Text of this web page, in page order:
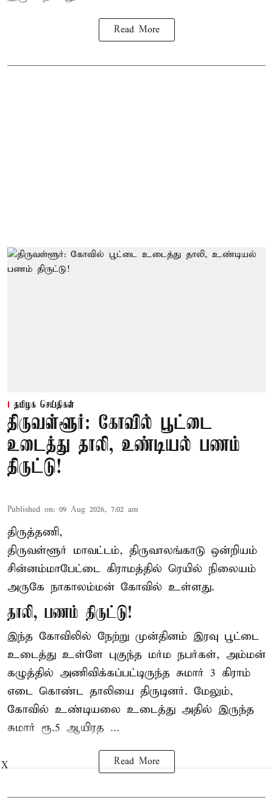
Read More
தமிழக செய்திகள்
திருவள்ளூர்: கோவில் பூட்டை
உடைத்து தாலி, உண்டியல் பணம்
திருட்டு!
Published on: 09 Aug 2026, 7:02 am
திருத்தணி,
திருவள்ளூர் மாவட்டம், திருவாலங்காடு ஒன்றியம்
சின்னம்மாபேட்டை கிராமத்தில் ரெயில் நிலையம்
அருகே நாகாலம்மன் கோவில் உள்ளது.
தாலி, பணம் திருட்டு!
இந்த கோவிலில் நேற்று முன்தினம் இரவு பூட்டை
உடைத்து உள்ளே புகுந்த மர்ம நபர்கள், அம்மன்
கழுத்தில் அணிவிக்கப்பட்டிருந்த சுமார் 3 கிராம்
எடை கொண்ட தாலியை திருடினர். மேலும்,
கோவில் உண்டியலை உடைத்து அதில் இருந்த
சுமார் ரூ.5 ஆயிரத ...
Read More
X